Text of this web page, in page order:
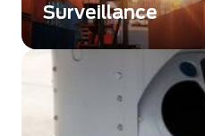
Surveillance
Améliorer la
de la situation grâce à
d’imagerie avancées